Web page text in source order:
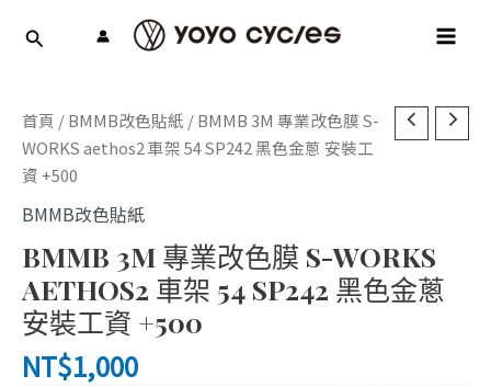
首頁 /BMMB改色貼紙 / BMMB 3M 專業改色膜 S-
WORKS aethos2 車架 54 SP242 黑色金蔥 安裝工
資 +500
BMMB改色貼紙
BMMB 3M 專業改色膜 S-WORKS
AETHOS2 車架 54 SP242 黑色金蔥
安裝工資 +500
NT$1,000